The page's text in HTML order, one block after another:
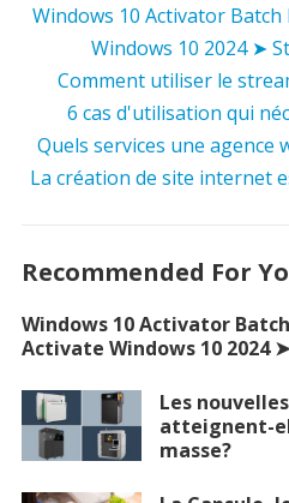
Windows 10 Activator
Windows 10 2024 ➤
Comment utiliser le
6 cas d'utilisation qui
Quels services une agence
La création de site internet
Recommended For
Windows 10 Activator
Activate Windows 10 2024
Les
atteignent-
masse?